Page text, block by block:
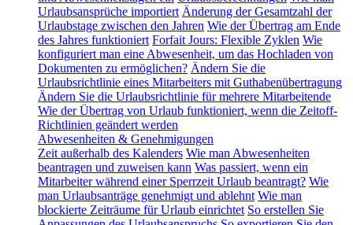
Urlaubsansprüche importiert Änderung der Gesamtzahl der
Urlaubstage zwischen den Jahren Wie der Übertrag am Ende
des Jahres funktioniert Forfait Jours: Flexible Zyklen Wie
konfiguriert man eine Abwesenheit, um das Hochladen von
Dokumenten zu ermöglichen? Ändern Sie die
Urlaubsrichtlinie eines Mitarbeiters mit Guthabenübertragung
Ändern Sie die Urlaubsrichtlinie für mehrere Mitarbeitende
Wie der Übertrag von Urlaub funktioniert, wenn die Zeitoff-
Richtlinien geändert werden
Abwesenheiten & Genehmigungen
Zeit außerhalb des Kalenders Wie man Abwesenheiten
beantragen und zuweisen kann Was passiert, wenn ein
Mitarbeiter während einer Sperrzeit Urlaub beantragt? Wie
man Urlaubsanträge genehmigt und ablehnt Wie man
blockierte Zeiträume für Urlaub einrichtet So erstellen Sie